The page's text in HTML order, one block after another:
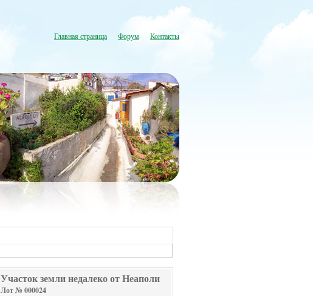
Главная страница Форум Контакты
Участок земли недалеко от Неаполи
Лот № 000024